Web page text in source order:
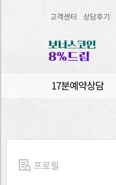
고객센터 상담후기
17분예약상담
프로필